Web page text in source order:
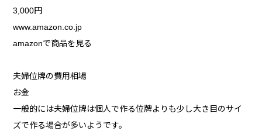
3,000円
www.amazon.co.jp
amazonで商品を見る
夫婦位牌の費用相場
お金
一般的には夫婦位牌は個人で作る位牌よりも少し大き目のサイ
ズで作る場合が多いようです。